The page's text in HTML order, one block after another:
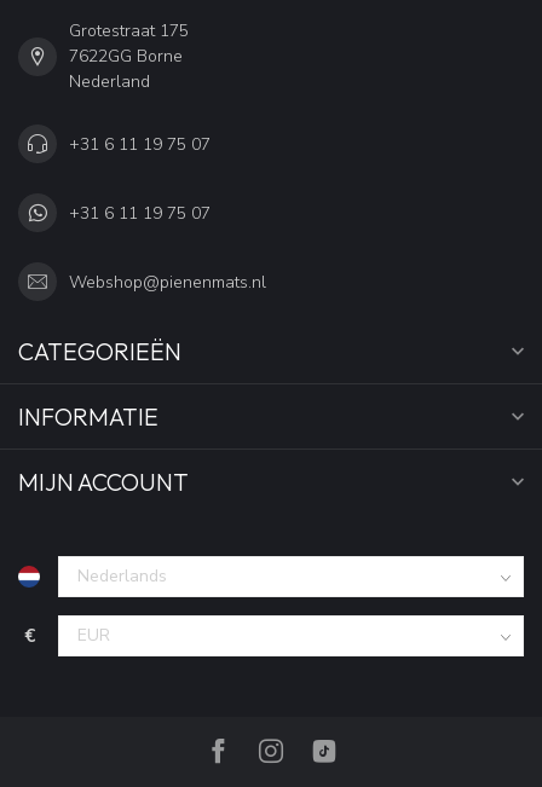
Grotestraat 175
7622GG Borne
Nederland
+31 6 11 19 75 07
+31 6 11 19 75 07
Webshop@pienenmats.nl
CATEGORIEËN
INFORMATIE
MIJN ACCOUNT
€